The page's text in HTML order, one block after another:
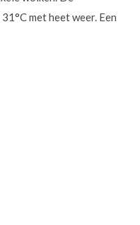
met heet weer. Een